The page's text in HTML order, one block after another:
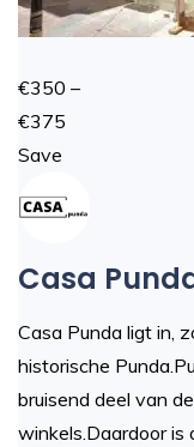
€350 –
€375
Save
Casa
Casa Punda ligt in,
historische
bruisend deel van
winkels.Daardoor is